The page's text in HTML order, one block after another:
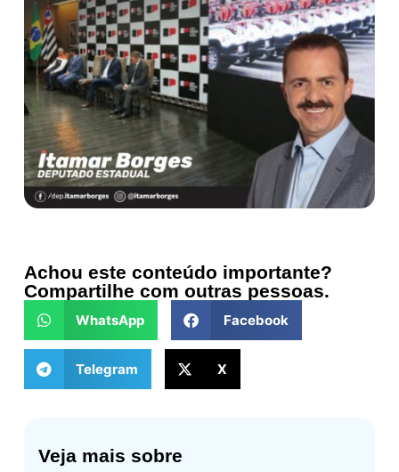
Veja mais sobre
Achou este conteúdo importante?
Compartilhe com outras pessoas.
WhatsApp Facebook
Telegram X